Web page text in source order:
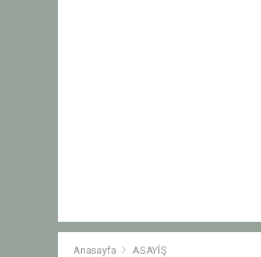
Anasayfa ASAYİŞ